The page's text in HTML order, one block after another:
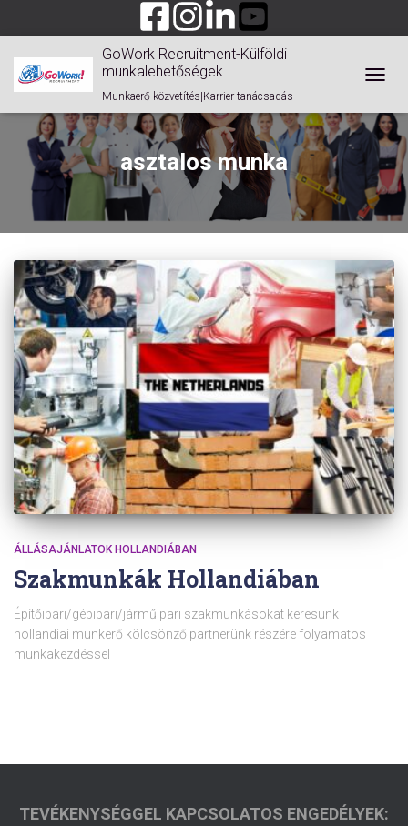
GoWork Recruitment-Külföldi
munkalehetőségek
Munkaerő közvetítés|Karrier tanácsadás
asztalos munka
ÁLLÁSAJÁNLATOK HOLLANDIÁBAN
Szakmunkák Hollandiában
Építőipari/gépipari/járműipari szakmunkásokat keresünk
hollandiai munkerő kölcsönző partnerünk részére folyamatos
munkakezdéssel
TEVÉKENYSÉGGEL KAPCSOLATOS ENGEDÉLYEK: